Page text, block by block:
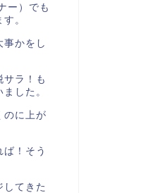
ー）でも
。
事かをし
サラ！も
した。
のに上が
！そう
してきた